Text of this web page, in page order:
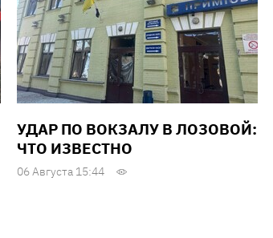
УДАР ПО ВОКЗАЛУ В ЛОЗОВОЙ:
ЧТО ИЗВЕСТНО
06 Августа 15:44